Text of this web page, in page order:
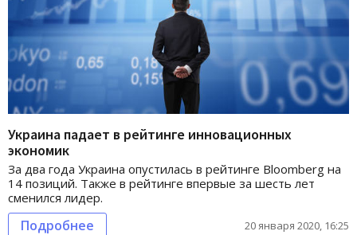
Украина падает в рейтинге инновационных
экономик
За два года Украина опустилась в рейтинге Bloomberg на
14 позиций. Также в рейтинге впервые за шесть лет
сменился лидер.
Подробнее 20 января 2020, 16:25